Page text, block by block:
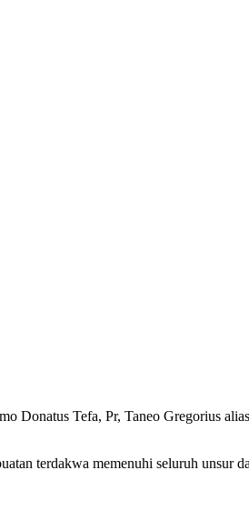
Donatus Tefa, Pr, Taneo Gregorius
terdakwa memenuhi seluruh unsur